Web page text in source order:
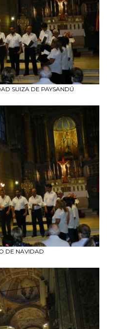
SUIZA DE PAYSANDÚ
DE NAVIDAD